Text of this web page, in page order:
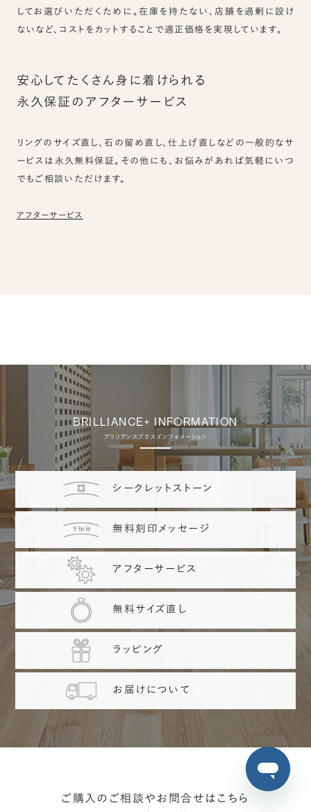
してお選びいただくために。在庫を持たない、店舗を過剰に設け
ないなど、コストをカットすることで適正価格を実現しています。
安心してたくさん身に着けられる
永久保証のアフターサービス
リングのサイズ直し、石の留め直し、仕上げ直しなどの一般的なサ
ービスは永久無料保証。その他にも、お悩みがあれば気軽にいつ
でもご相談いただけます。
アフターサービス
BRILLIANCE+ INFORMATION
ブリリアンスプラス インフォメーション
シークレットストーン
無料刻印メッセージ
アフターサービス
無料サイズ直し
ラッピング
お届けについて
ご購入のご相談やお問合せはこちら